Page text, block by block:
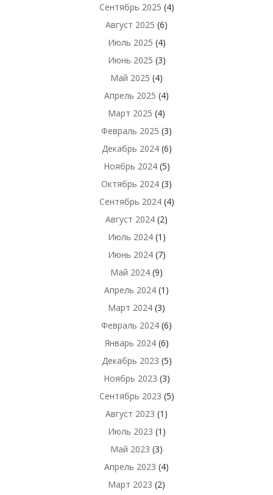
Сентябрь 2025 (4)
Август 2025 (6)
Июль 2025 (4)
Июнь 2025 (3)
Май 2025 (4)
Апрель 2025 (4)
Март 2025 (4)
Февраль 2025 (3)
Декабрь 2024(6)
Ноябрь 2024(5)
Октябрь 2024 (3)
Сентябрь 2024(4)
Август 2024 (2)
Июль 2024(1)
Июнь 2024(7)
Май 2024 (9)
Апрель 2024 (1)
Март 2024 (3)
Февраль 2024 (6)
Январь 2024(6)
Декабрь 2023 (5)
Ноябрь 2023 (3)
Сентябрь 2023 (5)
Август 2023 (1)
Июль 2023 (1)
Май 2023 (3)
Апрель 2023 (4)
Март 2023 (2)